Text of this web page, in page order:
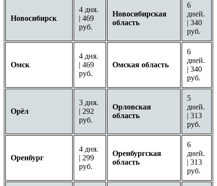
Новосибирск
4 дня.
| 469
руб.
Новосибирская
область
6
дней.
| 340
руб.
Омск
4 дня.
| 469
руб.
Омская область
6
дней.
| 340
руб.
Орёл
3 дня.
| 292
руб.
Орловская
область
5
дней.
| 313
руб.
Оренбург
4 дня.
| 299
руб.
Оренбургская
область
6
дней.
| 313
руб.